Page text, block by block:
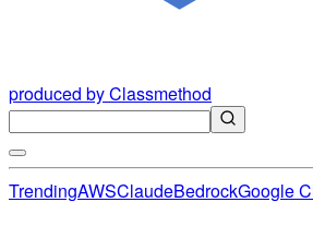
produced by Classmethod
TrendingAWSClaudeBedrockGoogle